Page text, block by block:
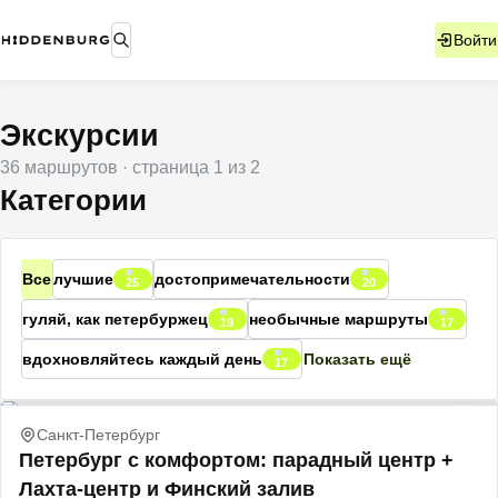
Войти
Экскурсии
36 маршрутов · страница 1 из 2
Категории
Вселучшие 25 достопримечательности 20
гуляй, как петербуржец 19 необычные маршруты 17
вдохновляйтесь каждый день 17 Показать ещё
Санкт-Петербург
Петербург с комфортом: парадный центр +
Лахта-центр и Финский залив